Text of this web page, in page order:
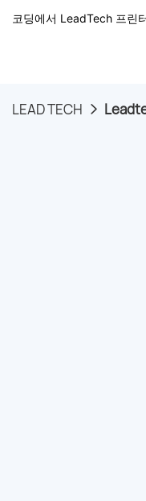
코딩에서 LeadTech 프린
LEAD TECH